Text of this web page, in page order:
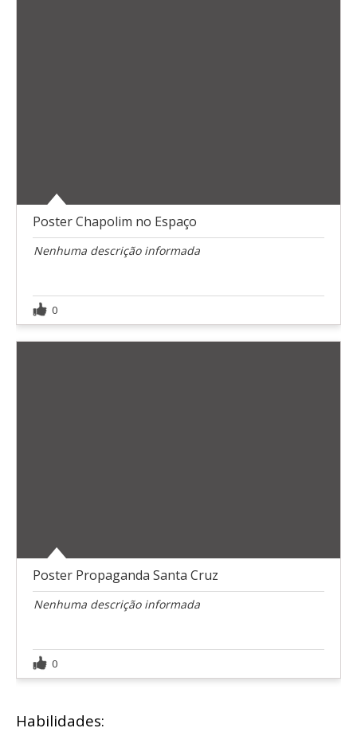
Poster Chapolim no Espaço
Nenhuma descrição informada
0
Poster Propaganda Santa Cruz
Nenhuma descrição informada
0
Habilidades: